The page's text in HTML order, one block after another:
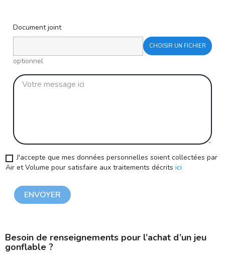
Document joint
CHOISIR UN FICHIER
optionnel
J'accepte que mes données personnelles soient collectées par
Air et Volume pour satisfaire aux traitements décrits ici
Besoin de renseignements pour l’achat d’un jeu
gonflable ?